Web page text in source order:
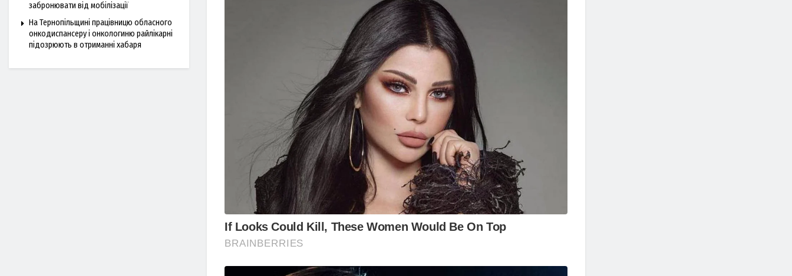
забронювати від мобілізації
На Тернопільщині працівницю обласного
онкодиспансеру і онкологиню райлікарні
підозрюють в отриманні хабаря